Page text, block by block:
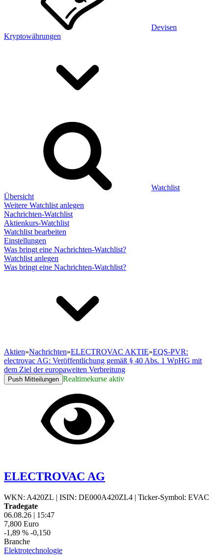
Devisen
Kryptowährungen
Watchlist
Übersicht
Weitere Watchlist anlegen
Nachrichten-Watchlist
Aktienkurs-Watchlist
Watchlist bearbeiten
Einstellungen
Was bringt eine Nachrichten-Watchlist?
Watchlist anlegen
Was bringt eine Nachrichten-Watchlist?
Aktien»Nachrichten»ELECTROVAC AKTIE»EQS-PVR:
electrovac AG: Veröffentlichung gemäß § 40 Abs. 1 WpHG mit
dem Ziel der europaweiten Verbreitung
Push Mitteilungen Realtimekurse aktiv
ELECTROVAC AG
WKN: A420ZL | ISIN: DE000A420ZL4 | Ticker-Symbol: EVAC
Tradegate
06.08.26 | 15:47
7,800 Euro
-1,89 % -0,150
Branche
Elektrotechnologie